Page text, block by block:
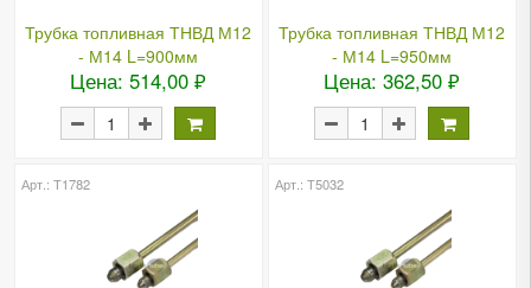
Трубка топливная ТНВД М12
- М14 L=900мм
Цена: 514,00 ₽
Трубка топливная ТНВД М12
- М14 L=950мм
Цена: 362,50 ₽
Арт.: Т1782 Арт.: Т5032